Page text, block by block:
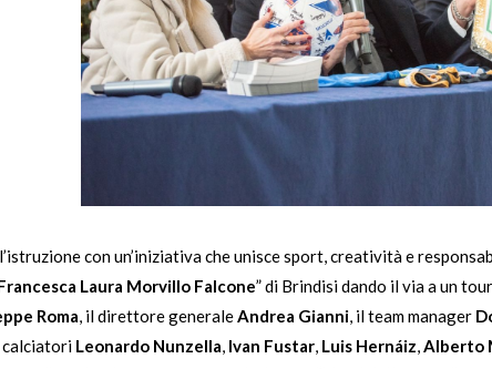
con un’iniziativa che unisce sport, creatività e
Laura Morvillo Falcone” di Brindisi dando il via a un
Roma, il direttore generaleAndrea Gianni, il team manager
calciatori Leonardo Nunzella, Ivan Fustar, Luis Hernáiz,Alberto